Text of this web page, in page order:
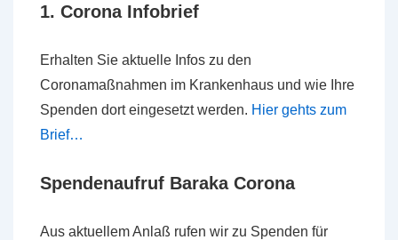
1. Corona Infobrief
Erhalten Sie aktuelle Infos zu den
Coronamaßnahmen im Krankenhaus und wie Ihre
Spenden dort eingesetzt werden. Hier gehts zum
Brief…
Spendenaufruf Baraka Corona
Aus aktuellem Anlaß rufen wir zu Spenden für